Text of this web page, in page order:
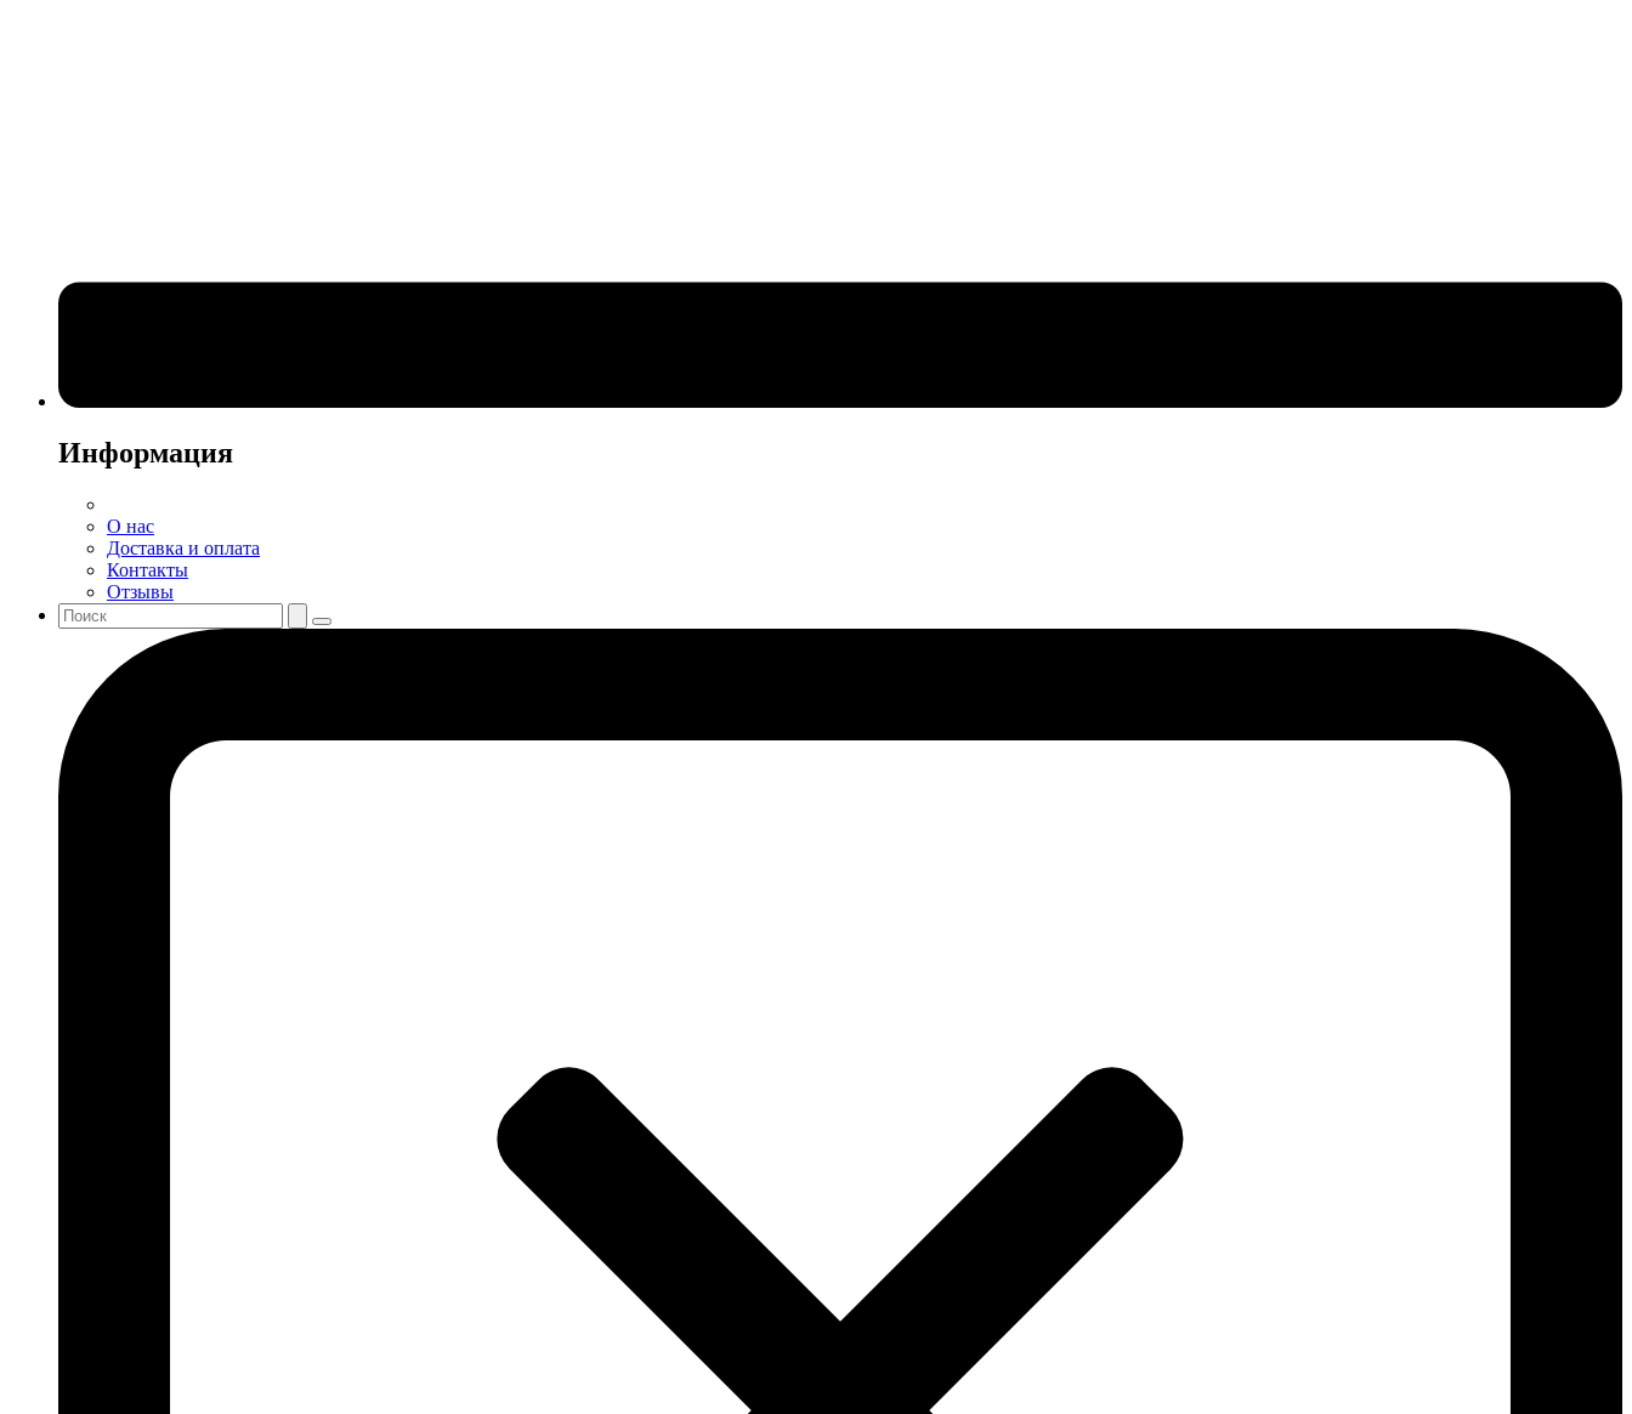
Информация
О нас
Доставка и оплата
Контакты
Отзывы